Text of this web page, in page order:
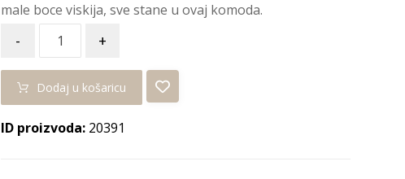
male boce viskija, sve stane u ovaj komoda.
- +
Dodaj u košaricu
ID proizvoda: 20391